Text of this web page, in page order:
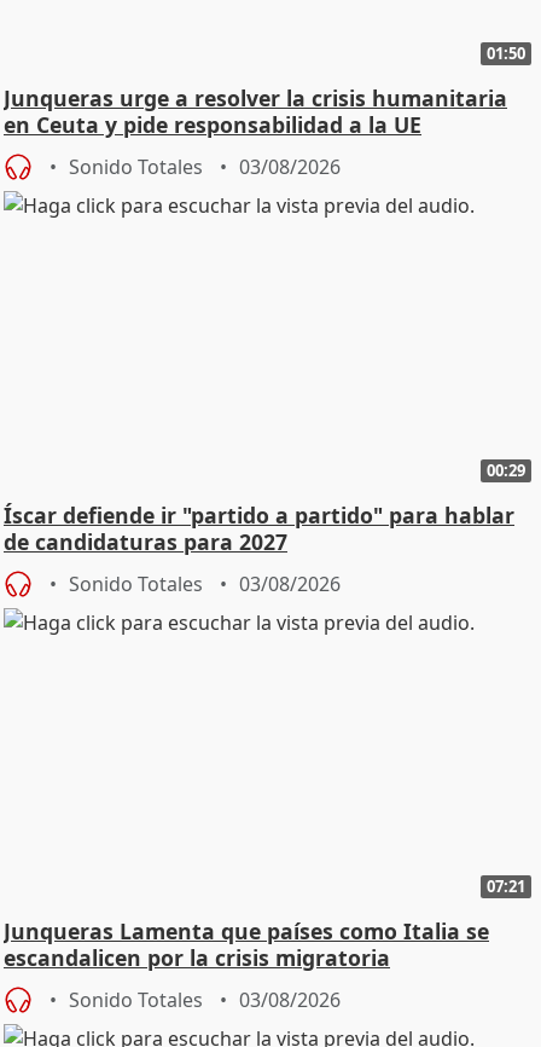
01:50
Junqueras urge a resolver la crisis humanitaria
en Ceuta y pide responsabilidad a la UE
Sonido Totales 03/08/2026
00:29
Íscar defiende ir "partido a partido" para hablar
de candidaturas para 2027
Sonido Totales 03/08/2026
07:21
Junqueras Lamenta que países como Italia se
escandalicen por la crisis migratoria
Sonido Totales 03/08/2026